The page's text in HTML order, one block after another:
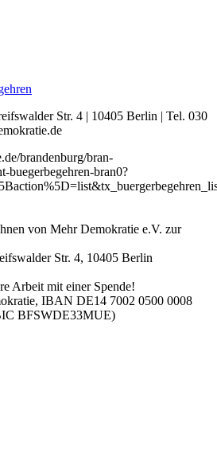
Str. 4 | 10405 Berlin | Tel. 030
brandenburg/bran-
buegerbegehren-bran0?
von Mehr Demokratie e.V. zur
Str. 4, 10405 Berlin
Arbeit mit einer Spende!
IBAN DE14 7002 0500 0008
BFSWDE33MUE)